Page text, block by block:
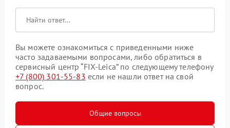
Вы можете ознакомиться с приведенными ниже
часто задаваемыми вопросами, либо обратиться в
сервисный центр “FIX-Leica” по следующему телефону
+7 (800) 301-55-83 если не нашли ответ на свой
вопрос.
Общие вопросы